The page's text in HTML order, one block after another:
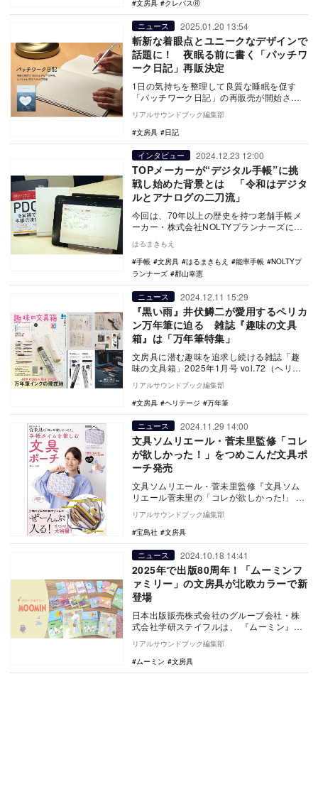
文房具
クレパスⓇ
ニュース 2025.01.20 13:54
斬新な着眼点とユニークなデザインで
話題に！ 夜眠る前に書く「パッチワ
ーク日記」再販決定
1日の気持ちを整理して良質な睡眠を促す
「パッチワーク日記」の再販売が開始され
月…
リアルサウンドブック編集部
文房具
日記
インタビュー 2024.12.23 12:00
TOPメーカーが“デジタル手帳”に挑
戦し始めた背景とは 「令和はデジタ
ルとアナログの二刀流」
今回は、70年以上の歴史を持つ老舗手帳メ
ーカー・株式会社NOLTYプランナーズにイ
のそれ…
はるまきもえ
手帳
文房具 はるまきもえ 能率手帳
NOLTYプ
ランナーズ
郡山幸憲
ニュース 2024.12.11 15:29
『黒い雨』井伏鱒二が愛用するペリカ
ン万年筆に迫る 雑誌『趣味の文具
箱』は「万年筆特集」
文房具に潜む趣味を追求し続ける雑誌「趣
味の文具箱」2025年1月号 vol.72（ヘリテ
ージ）が、2025年12月12日に発売。…
リアルサウンドブック編集部
文房具
ヘリテージ 万年筆
ニュース 2024.11.29 14:00
文具ソムリエール・菅未里監修「コレ
が欲しかった！」をつめこんだ文具ポ
ーチ発売
文具ソムリエール・菅未里監修『文具ソム
リエール菅未里の「コレが欲しかった!」 手
帳タイムを愉しむ文具ポーチ』が11月28日
に宝島…
リアルサウンドブック編集部
宝島社
文房具
ニュース 2024.10.18 14:41
2025年で出版80周年！「ムーミンフ
ァミリー」の文房具が北欧カラーで新
登場
日本出版販売株式会社のグループ会社・株
式会社学研ステイフルは、 『ムーミン』の
文具シリーズを10月17日に発売した。
来…
リアルサウンドブック編集部
ムーミン
文房具